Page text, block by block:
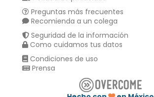
Preguntas más frecuentes
Recomienda a un colega
Seguridad de la información
Como cuidamos tus datos
Condiciones de uso
Prensa